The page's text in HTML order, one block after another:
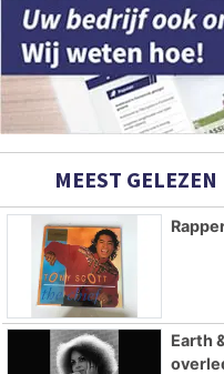
MEEST GELEZEN
Earth